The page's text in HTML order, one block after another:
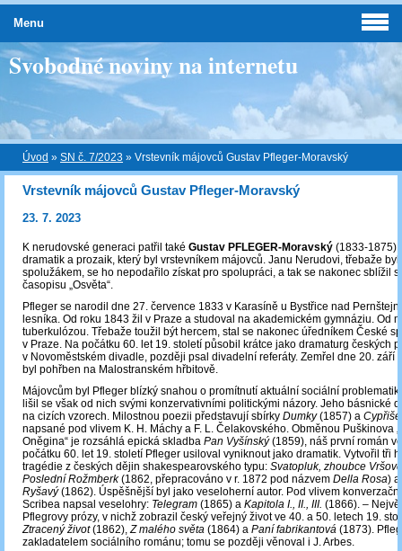
Svobodné noviny na internetu
Úvod » SN č. 7/2023 » Vrstevník májovců Gustav Pfleger-Moravský
Vrstevník májovců Gustav Pfleger-Moravský
23. 7. 2023
K nerudovské generaci patřil také Gustav PFLEGER-Moravský (1833-1875),
dramatik a prozaik, který byl vrstevníkem májovců. Janu Nerudovi, třebaže
spolužákem, se ho nepodařilo získat pro spolupráci, a tak se nakonec sblížil
časopisu „Osvěta“.
Pfleger se narodil dne 27. července 1833 v Karasíně u Bystřice nad
lesníka. Od roku 1843 žil v Praze a studoval na akademickém gymnáziu. Od
tuberkulózou. Třebaže toužil být hercem, stal se nakonec úředníkem České
v Praze. Na počátku 60. let 19. století působil krátce jako dramaturg českých
v Novoměstském divadle, později psal divadelní referáty. Zemřel dne 20. září
byl pohřben na Malostranském hřbitově.
Májovcům byl Pfleger blízký snahou o promítnutí aktuální sociální
lišil se však od nich svými konzervativními politickými názory. Jeho básnické
na cizích vzorech. Milostnou poezii představují sbírky Dumky(1857) a
napsané pod vlivem K. H. Máchy a F. L. Čelakovského. Obměnou Puškinova
Oněgina“ je rozsáhlá epická skladba Pan Vyšínský(1859), náš první román
počátku 60. let 19. století Pfleger usiloval vyniknout jako dramatik. Vytvořil tři
tragédie z českých dějin shakespearovského typu: Svatopluk, zhoubce
Poslední Rožmberk(1862, přepracováno v r. 1872 pod názvem Della Rosa) a
Ryšavý(1862). Úspěšnější byl jako veseloherní autor. Pod vlivem
Scribea napsal veselohry: Telegram (1865) a Kapitola I., II., III. (1866). ‒
Pflegrovy prózy, v nichž zobrazil český veřejný život ve 40. a 50. letech 19.
Ztracený život(1862),Z malého světa (1864) a Paní fabrikantová (1873).
zakladatelem sociálního románu; tomu se později věnoval i J. Arbes.
Menu